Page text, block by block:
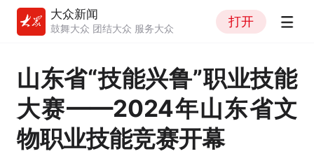
大众新闻
鼓舞大众 团结大众 服务大众
打开
山东省“技能兴鲁”职业技能
大赛——2024年山东省文
物职业技能竞赛开幕